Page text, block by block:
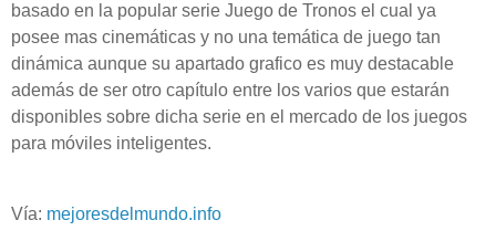
basado en la popular serie Juego de Tronos el cual ya
posee mas cinemáticas y no una temática de juego tan
dinámica aunque su apartado grafico es muy destacable
además de ser otro capítulo entre los varios que estarán
disponibles sobre dicha serie en el mercado de los juegos
para móviles inteligentes.
Vía: mejoresdelmundo.info